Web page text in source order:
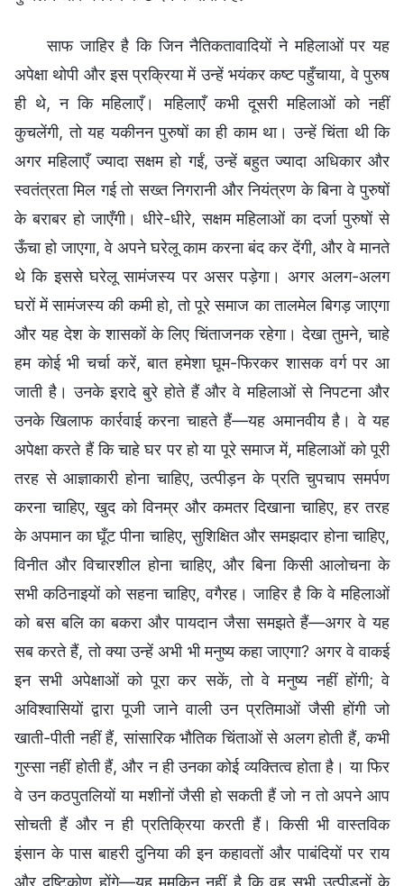
साफ जाहिर है कि जिन नैतिकतावादियों ने महिलाओं पर यह
अपेक्षा थोपी और इस प्रक्रिया में उन्हें भयंकर कष्ट पहुँचाया, वे पुरुष
ही थे, न कि महिलाएँ। महिलाएँ कभी दूसरी महिलाओं को नहीं
कुचलेंगी, तो यह यकीनन पुरुषों का ही काम था। उन्हें चिंता थी कि
अगर महिलाएँ ज्यादा सक्षम हो गईं, उन्हें बहुत ज्यादा अधिकार और
स्वतंत्रता मिल गई तो सख्त निगरानी और नियंत्रण के बिना वे पुरुषों
के बराबर हो जाएँगी। धीरे-धीरे, सक्षम महिलाओं का दर्जा पुरुषों से
ऊँचा हो जाएगा, वे अपने घरेलू काम करना बंद कर देंगी, और वे मानते
थे कि इससे घरेलू सामंजस्य पर असर पड़ेगा। अगर अलग-अलग
घरों में सामंजस्य की कमी हो, तो पूरे समाज का तालमेल बिगड़ जाएगा
और यह देश के शासकों के लिए चिंताजनक रहेगा। देखा तुमने, चाहे
हम कोई भी चर्चा करें, बात हमेशा घूम-फिरकर शासक वर्ग पर आ
जाती है। उनके इरादे बुरे होते हैं और वे महिलाओं से निपटना और
उनके खिलाफ कार्रवाई करना चाहते हैं—यह अमानवीय है। वे यह
अपेक्षा करते हैं कि चाहे घर पर हो या पूरे समाज में, महिलाओं को पूरी
तरह से आज्ञाकारी होना चाहिए, उत्पीड़न के प्रति चुपचाप समर्पण
करना चाहिए, खुद को विनम्र और कमतर दिखाना चाहिए, हर तरह
के अपमान का घूँट पीना चाहिए, सुशिक्षित और समझदार होना चाहिए,
विनीत और विचारशील होना चाहिए, और बिना किसी आलोचना के
सभी कठिनाइयों को सहना चाहिए, वगैरह। जाहिर है कि वे महिलाओं
को बस बलि का बकरा और पायदान जैसा समझते हैं—अगर वे यह
सब करते हैं, तो क्या उन्हें अभी भी मनुष्य कहा जाएगा? अगर वे वाकई
इन सभी अपेक्षाओं को पूरा कर सकें, तो वे मनुष्य नहीं होंगी; वे
अविश्वासियों द्वारा पूजी जाने वाली उन प्रतिमाओं जैसी होंगी जो
खाती-पीती नहीं हैं, सांसारिक भौतिक चिंताओं से अलग होती हैं, कभी
गुस्सा नहीं होती हैं, और न ही उनका कोई व्यक्तित्व होता है। या फिर
वे उन कठपुतलियों या मशीनों जैसी हो सकती हैं जो न तो अपने आप
सोचती हैं और न ही प्रतिक्रिया करती हैं। किसी भी वास्तविक
इंसान के पास बाहरी दुनिया की इन कहावतों और पाबंदियों पर राय
और दृष्टिकोण होंगे—यह मुमकिन नहीं है कि वह सभी उत्पीड़नों के